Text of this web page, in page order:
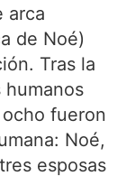
arca
de Noé)
Tras la
fueron
Noé,
esposas